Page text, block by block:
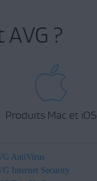
?
Produits Mac et iOS
AntiVirus
Internet Security